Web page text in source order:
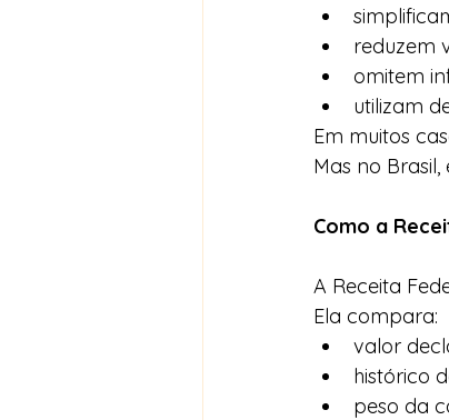
reduzem
omitem
utilizam
Em muitos
Mas no
Como a
A Receita
Ela compara:
valor
histórico
peso da